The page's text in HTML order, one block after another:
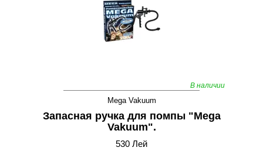
В наличии
Mega Vakuum
Запасная ручка для помпы "Mega
Vakuum".
530 Лей